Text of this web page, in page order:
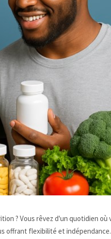
? Vous rêvez d'un quotidien où
offrant flexibilité et